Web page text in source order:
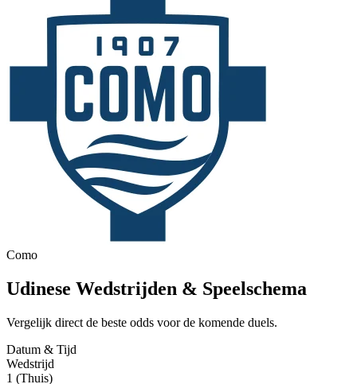
Como
Udinese Wedstrijden & Speelschema
Vergelijk direct de beste odds voor de komende duels.
Datum & Tijd
Wedstrijd
1 (Thuis)